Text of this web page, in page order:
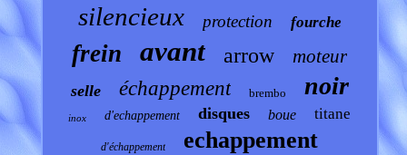
silencieux protection fourche
frein avant arrow moteur
selle échappement brembo noir
inox d'echappement disques boue titane
d'échappement echappement